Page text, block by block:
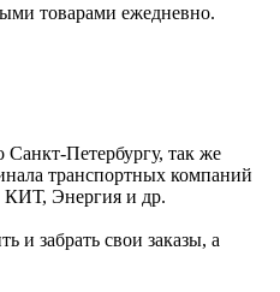
товарами ежедневно.
Петербургу, так же
транспортных компаний
Энергия и др.
и забрать свои заказы, а